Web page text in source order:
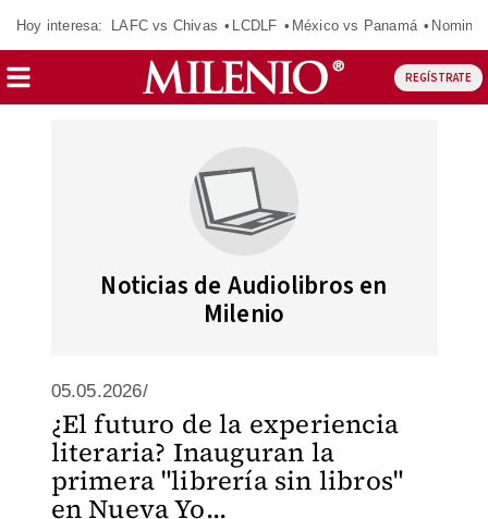
Hoy interesa: LAFC vs Chivas LCDLF México vs Panamá
REGÍSTRATE
Noticias de Audiolibros en
Milenio
05.05.2026/
¿El futuro de la experiencia
literaria? Inauguran la
primera "librería sin libros"
en Nueva Yo...